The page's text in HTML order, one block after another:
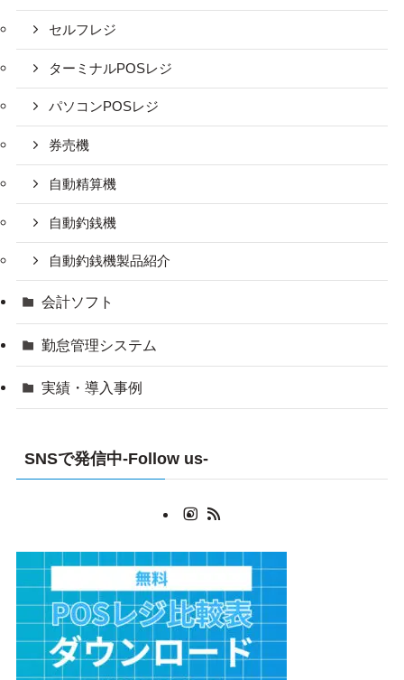
セルフレジ
ターミナルPOSレジ
パソコンPOSレジ
券売機
自動精算機
自動釣銭機
自動釣銭機製品紹介
会計ソフト
勤怠管理システム
実績・導入事例
SNSで発信中-Follow us-